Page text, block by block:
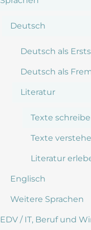
Deutsch
Deutsch als
Deutsch als
Literatur
Texte
Texte
Literatur
Englisch
Weitere Sprachen
EDV / IT, Beruf und